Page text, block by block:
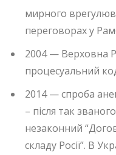
мирного
переговорах у
2004 — Верховна
процесуальний
2014 — спроба
– після так
незаконний
складу Росії”. В